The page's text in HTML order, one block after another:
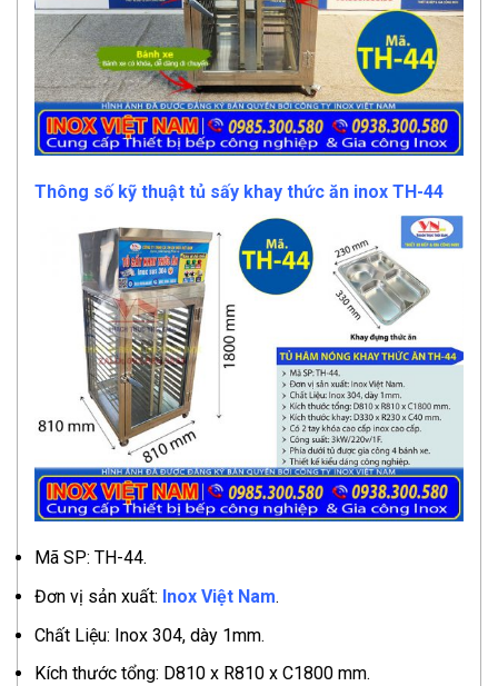
Thông số kỹ thuật tủ sấy khay thức ăn inox TH-44
Mã SP: TH-44.
Đơn vị sản xuất: Inox Việt Nam.
Chất Liệu: Inox 304, dày 1mm.
Kích thước tổng: D810 x R810 x C1800 mm.